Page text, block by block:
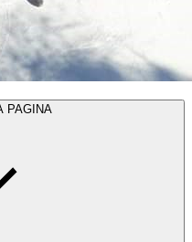
PAGINA